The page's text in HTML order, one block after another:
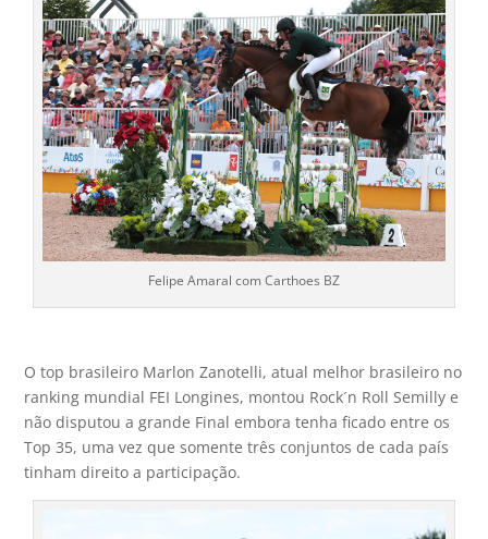
Felipe Amaral com Carthoes BZ
O top brasileiro Marlon Zanotelli, atual melhor brasileiro no
ranking mundial FEI Longines, montou Rock´n Roll Semilly e
não disputou a grande Final embora tenha ficado entre os
Top 35, uma vez que somente três conjuntos de cada país
tinham direito a participação.